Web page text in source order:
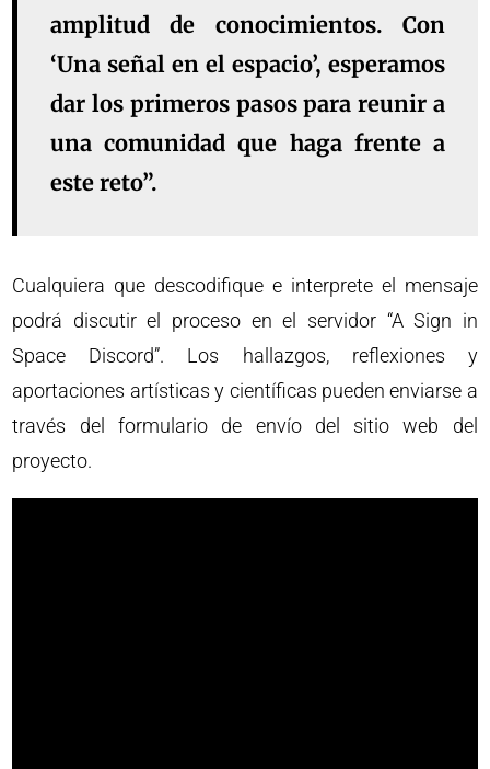
amplitud de conocimientos. Con
‘Una señal en el espacio’, esperamos
dar los primeros pasos para reunir a
una comunidad que haga frente a
este reto”.
Cualquiera que descodifique e interprete el mensaje
podrá discutir el proceso en el servidor “A Sign in
Space Discord”. Los hallazgos, reflexiones y
aportaciones artísticas y científicas pueden enviarse a
través del formulario de envío del sitio web del
proyecto.